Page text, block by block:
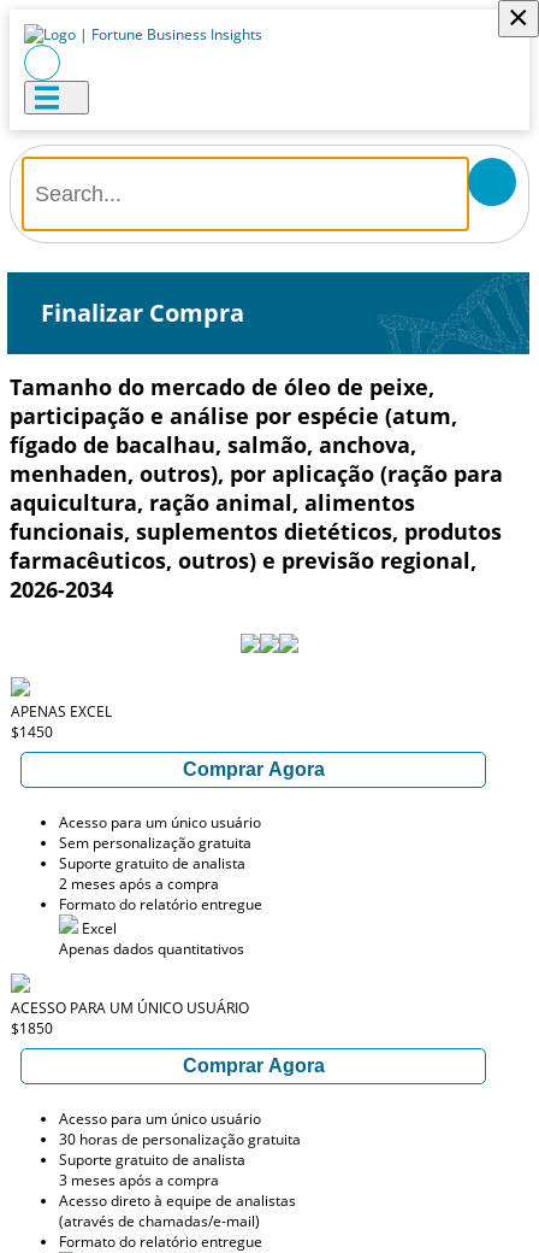
×
Finalizar Compra
Tamanho do mercado de óleo de peixe,
participação e análise por espécie (atum,
fígado de bacalhau, salmão, anchova,
menhaden, outros), por aplicação (ração para
aquicultura, ração animal, alimentos
funcionais, suplementos dietéticos, produtos
farmacêuticos, outros) e previsão regional,
2026-2034
APENAS EXCEL
$1450
Comprar Agora
Acesso para um único usuário
Sem personalização gratuita
Suporte gratuito de analista
2 meses após a compra
Formato do relatório entregue
Excel
Apenas dados quantitativos
ACESSO PARA UM ÚNICO USUÁRIO
$1850
Comprar Agora
Acesso para um único usuário
30 horas de personalização gratuita
Suporte gratuito de analista
3 meses após a compra
Acesso direto à equipe de analistas
(através de chamadas/e-mail)
Formato do relatório entregue